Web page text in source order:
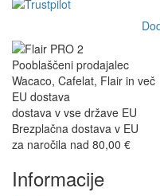
Pooblaščeni prodajalec
Wacaco, Cafelat, Flair in več
EU dostava
dostava v vse države EU
Brezplačna dostava v EU
za naročila nad 80,00 €
Informacije